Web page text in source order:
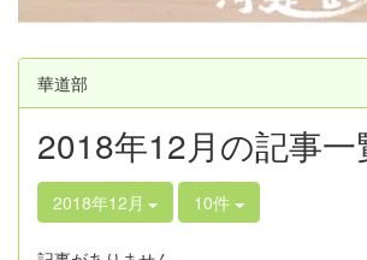
華道部
2018年12月の記事一
2018年12月 10件